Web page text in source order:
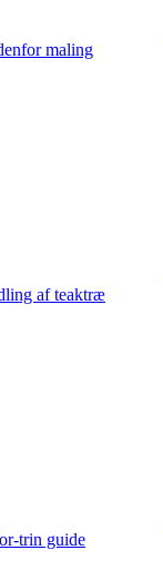
maling
af teaktræ
trin guide